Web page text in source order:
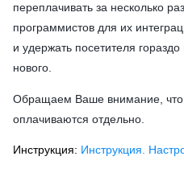
переплачивать за несколько
программистов для их
и удержать посетителя
нового.
Обращаем Ваше внимание, что
оплачиваются отдельно.
Инструкция: Инструкция.